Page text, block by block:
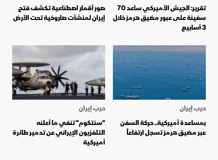
تقرير: الجيش الأميركي ساعد 70
سفينة على عبور مضيق هرمز خلال
3 أسابيع
صور أقمار اصطناعية تكشف فتح
إيران لمنشآت صاروخية تحت الأرض
حرب إيران
بمساعدة أميركية.. حركة السفن
عبر مضيق هرمز تسجل ارتفاعاً
حرب إيران
"سنتكوم" تنفي ما أعلنه
التلفزيون الإيراني عن تدمير طائرة
أميركية